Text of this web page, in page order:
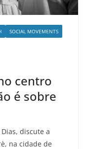
SOCIAL MOVEMENTS
centro
é sobre
discute a
na cidade de